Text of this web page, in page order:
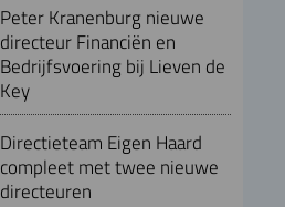
Peter Kranenburg nieuwe
directeur Financiën en
Bedrijfsvoering bij Lieven de
Key
Directieteam Eigen Haard
compleet met twee nieuwe
directeuren